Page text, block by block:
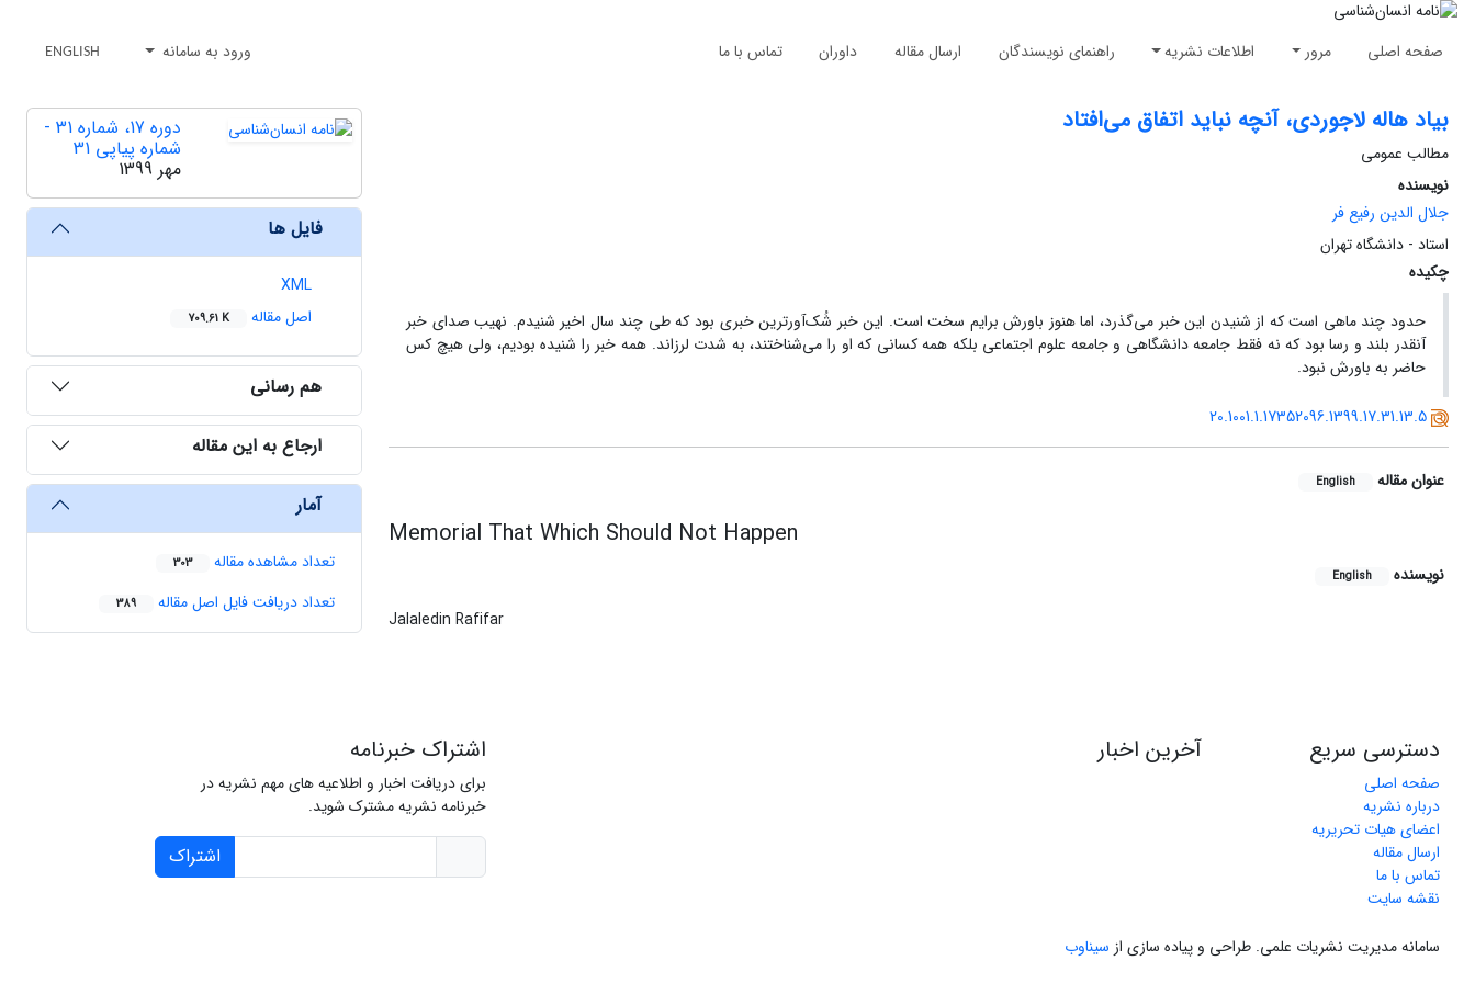
صفحه اصلی مرور اطلاعات نشریه راهنمای نویسندگان ارسال مقاله داوران تماس با ما ورود به سامانه ENGLISH
بیاد هاله لاجوردى، آنچه نباید اتفاق می‌افتاد
مطالب عمومی
نویسنده
جلال الدین رفیع فر
استاد - دانشگاه تهران
چکیده
حدود چند ماهی است که از شنیدن این خبر می‌گذرد، اما هنوز باورش برایم سخت است. این خبر شُک‌آورترین خبری بود که طی چند سال اخیر شنیدم. نهیب صدای خبر
آنقدر بلند و رسا بود که نه فقط جامعه دانشگاهی و جامعه علوم اجتماعی بلکه همه کسانی که او را می‌شناختند، به شدت لرزاند. همه خبر را شنیده بودیم، ولی هیچ کس
حاضر به باورش نبود.
20.1001.1.17352096.1399.17.31.13.5
عنوان مقاله English
Memorial That Which Should Not Happen
نویسنده English
Jalaledin Rafifar
دوره 17، شماره 31 -
شماره پیاپی 31
مهر 1399
فایل ها
XML
اصل مقاله
709.61 K
هم رسانی
ارجاع به این مقاله
آمار
تعداد مشاهده مقاله 303
تعداد دریافت فایل اصل مقاله 389
دسترسی سریع
صفحه اصلی
درباره نشریه
اعضای هیات تحریریه
ارسال مقاله
تماس با ما
نقشه سایت
آخرین اخبار اشتراک خبرنامه
برای دریافت اخبار و اطلاعیه های مهم نشریه در
خبرنامه نشریه مشترک شوید.
اشتراک
سامانه مدیریت نشریات علمی. طراحی و پیاده سازی از سیناوب